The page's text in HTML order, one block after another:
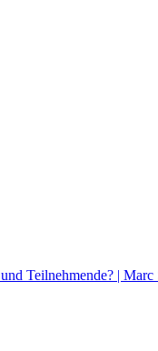
Teilnehmende? |